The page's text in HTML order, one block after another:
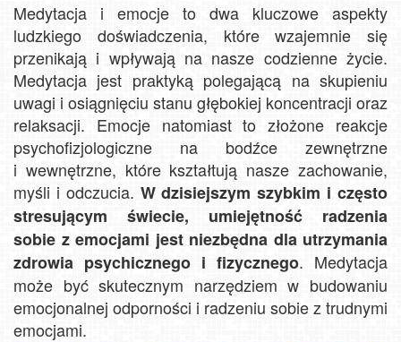
Medytacja i emocje to dwa kluczowe aspekty
ludzkiego doświadczenia, które wzajemnie się
przenikają i wpływają na nasze codzienne życie.
Medytacja jest praktyką polegającą na skupieniu
uwagi i osiągnięciu stanu głębokiej koncentracji oraz
relaksacji. Emocje natomiast to złożone reakcje
psychofizjologiczne na bodźce zewnętrzne
i wewnętrzne, które kształtują nasze zachowanie,
myśli i odczucia. W dzisiejszym szybkim i często
stresującym świecie, umiejętność radzenia
sobie z emocjami jest niezbędna dla utrzymania
zdrowia psychicznego i fizycznego. Medytacja
może być skutecznym narzędziem w budowaniu
emocjonalnej odporności i radzeniu sobie z trudnymi
emocjami.